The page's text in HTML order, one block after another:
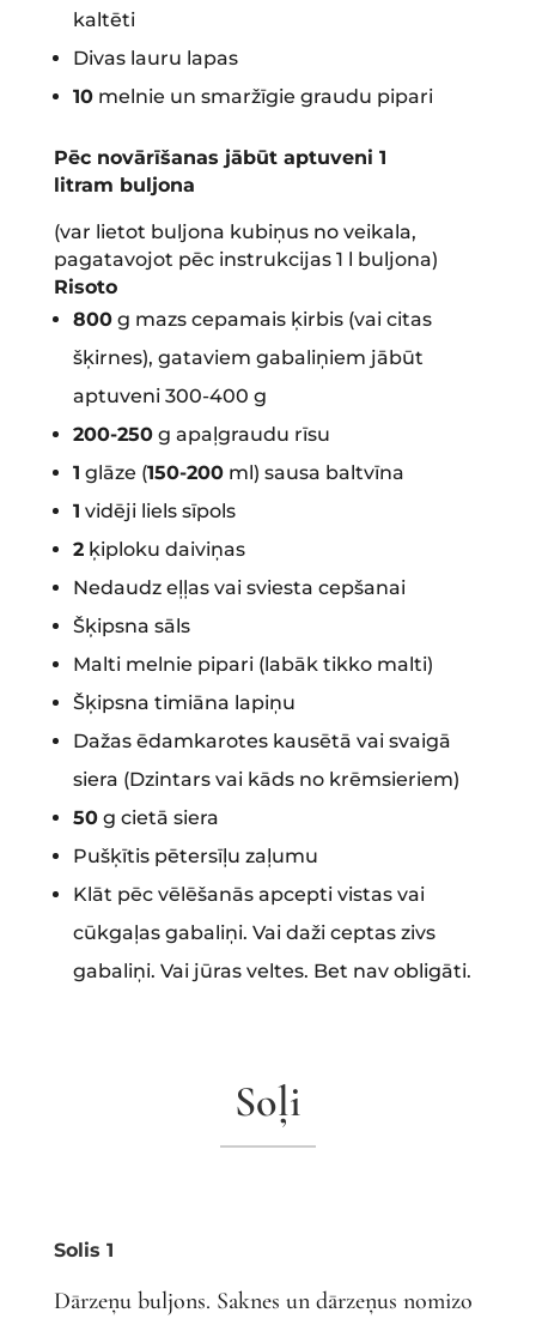
kaltēti
Divas lauru lapas
10melnie un smaržīgie graudu pipari
Pēc novārīšanas jābūt aptuveni 1
litram buljona
(var lietot buljona kubiņus no veikala,
pagatavojot pēc instrukcijas 1 l buljona)
Risoto
800g mazs cepamais ķirbis (vai citas
šķirnes), gataviem gabaliņiem jābūt
aptuveni 300-400 g
200-250g apaļgraudu rīsu
1 glāze (150-200ml) sausa baltvīna
1 vidēji liels sīpols
2ķiploku daiviņas
Nedaudz eļļas vai sviesta cepšanai
Šķipsna sāls
Malti melnie pipari (labāk tikko malti)
Šķipsna timiāna lapiņu
Dažas ēdamkarotes kausētā vai svaigā
siera (Dzintars vai kāds no krēmsieriem)
50g cietā siera
Pušķītis pētersīļu zaļumu
Klāt pēc vēlēšanās apcepti vistas vai
cūkgaļas gabaliņi. Vai daži ceptas zivs
gabaliņi. Vai jūras veltes. Bet nav obligāti.
Soļi
Solis 1
Dārzeņu buljons. Saknes un dārzeņus nomizo